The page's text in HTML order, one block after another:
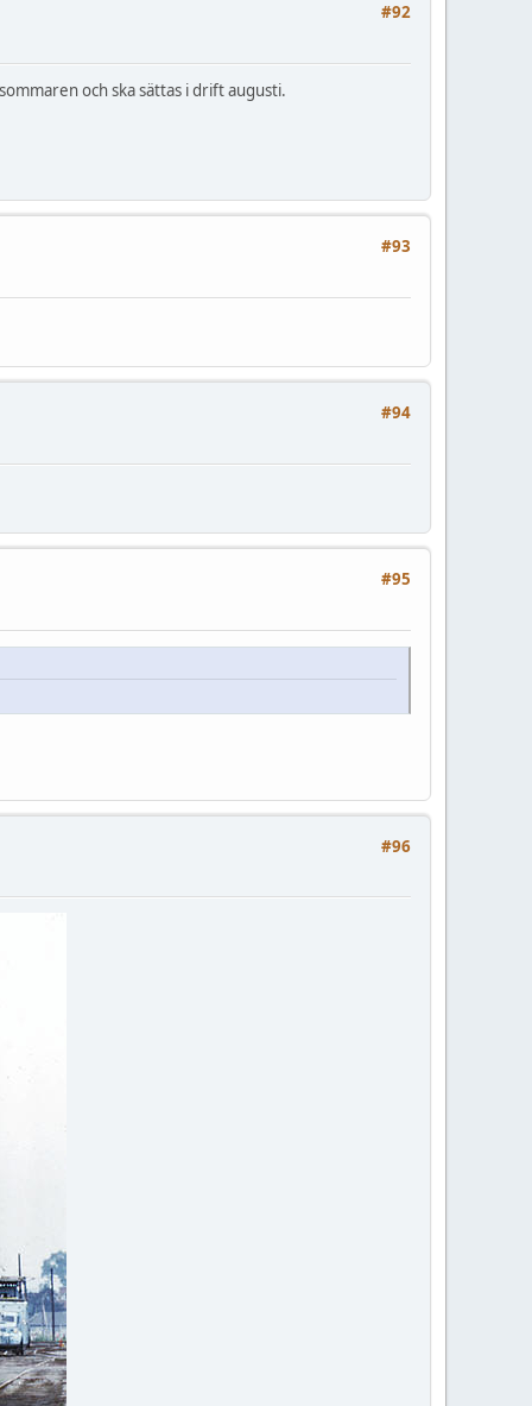
#92
och ska sättas i drift augusti.
#93
#94
#95
#96